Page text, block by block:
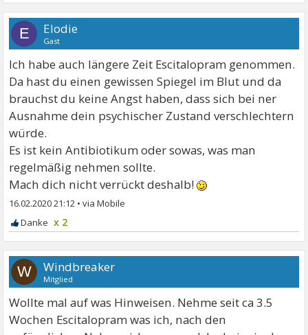
E Elodie
Gast
Ich habe auch längere Zeit Escitalopram genommen.
Da hast du einen gewissen Spiegel im Blut und da
brauchst du keine Angst haben, dass sich bei ner
Ausnahme dein psychischer Zustand verschlechtern
würde.
Es ist kein Antibiotikum oder sowas, was man
regelmäßig nehmen sollte.
Mach dich nicht verrückt deshalb!
16.02.2020 21:12 •
x 2
W Windbreaker
Mitglied
Wollte mal auf was Hinweisen. Nehme seit ca 3.5
Wochen Escitalopram was ich, nach den